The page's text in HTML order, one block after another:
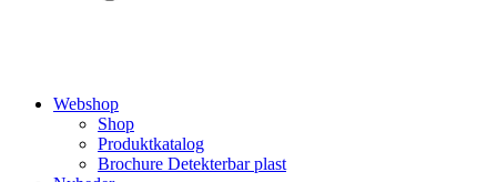
Webshop
Shop
Produktkatalog
Brochure Detekterbar plast